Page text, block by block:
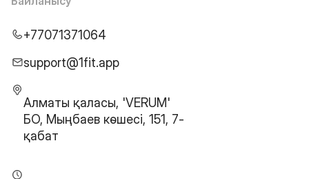
+77071371064
support@1fit.app
Алматы қаласы, 'VERUM'
БО, Мыңбаев көшесі, 151, 7-
қабат